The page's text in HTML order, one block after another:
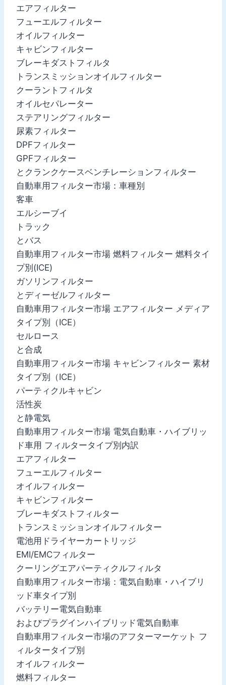
エアフィルター
フューエルフィルター
オイルフィルター
キャビンフィルター
ブレーキダストフィルタ
トランスミッションオイルフィルター
クーラントフィルタ
オイルセパレーター
ステアリングフィルター
尿素フィルター
DPFフィルター
GPFフィルター
とクランクケースベンチレーションフィルター
自動車用フィルター市場：車種別
客車
エルシーブイ
トラック
とバス
自動車用フィルター市場 燃料フィルター 燃料タイ
プ別(ICE)
ガソリンフィルター
とディーゼルフィルター
自動車用フィルター市場 エアフィルター メディア
タイプ別（ICE）
セルロース
と合成
自動車用フィルター市場 キャビンフィルター 素材
タイプ別（ICE）
パーティクルキャビン
活性炭
と静電気
自動車用フィルター市場 電気自動車・ハイブリッ
ド車用 フィルタータイプ別内訳
エアフィルター
フューエルフィルター
オイルフィルター
キャビンフィルター
ブレーキダストフィルター
トランスミッションオイルフィルター
電池用ドライヤーカートリッジ
EMI/EMCフィルター
クーリングエアパーティクルフィルタ
自動車用フィルター市場：電気自動車・ハイブリ
ッド車タイプ別
バッテリー電気自動車
およびプラグインハイブリッド電気自動車
自動車用フィルター市場のアフターマーケット フ
ィルタータイプ別
オイルフィルター
燃料フィルター